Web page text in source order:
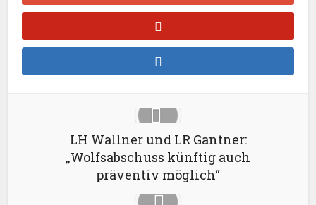
LH Wallner und LR Gantner:
„Wolfsabschuss künftig auch
präventiv möglich“